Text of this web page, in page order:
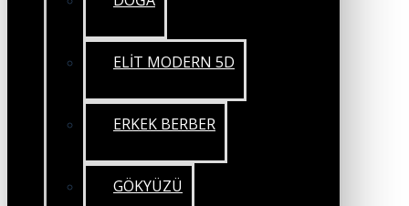
ELİT MODERN 5D
ERKEK BERBER
GÖKYÜZÜ